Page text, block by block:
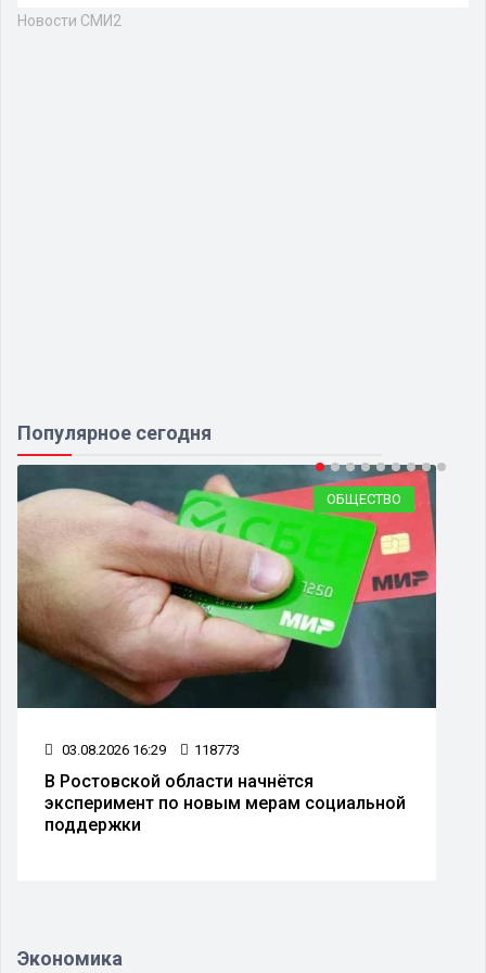
Новости СМИ2
Популярное сегодня
ОБЩЕСТВО
118773
области начнётся
по новым мерам социальной
выразили
Экономика